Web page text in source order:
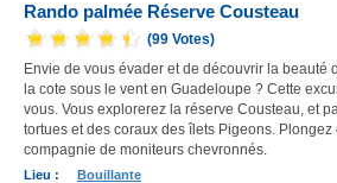
Rando palmée Réserve Cousteau
(99 Votes)
Envie de vous évader et de découvrir la beauté
la cote sous le vent en Guadeloupe ? Cette
vous. Vous explorerez la réserve Cousteau, et
tortues et des coraux des îlets Pigeons. Plongez
compagnie de moniteurs chevronnés.
Lieu :
Bouillante